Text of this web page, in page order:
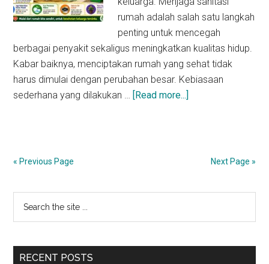
rumah adalah salah satu langkah
penting untuk mencegah
berbagai penyakit sekaligus meningkatkan kualitas hidup.
Kabar baiknya, menciptakan rumah yang sehat tidak
harus dimulai dengan perubahan besar. Kebiasaan
sederhana yang dilakukan … [Read more...]
Rumah
« Previous Page Next Page »
Primary
Sidebar
...
RECENT POSTS